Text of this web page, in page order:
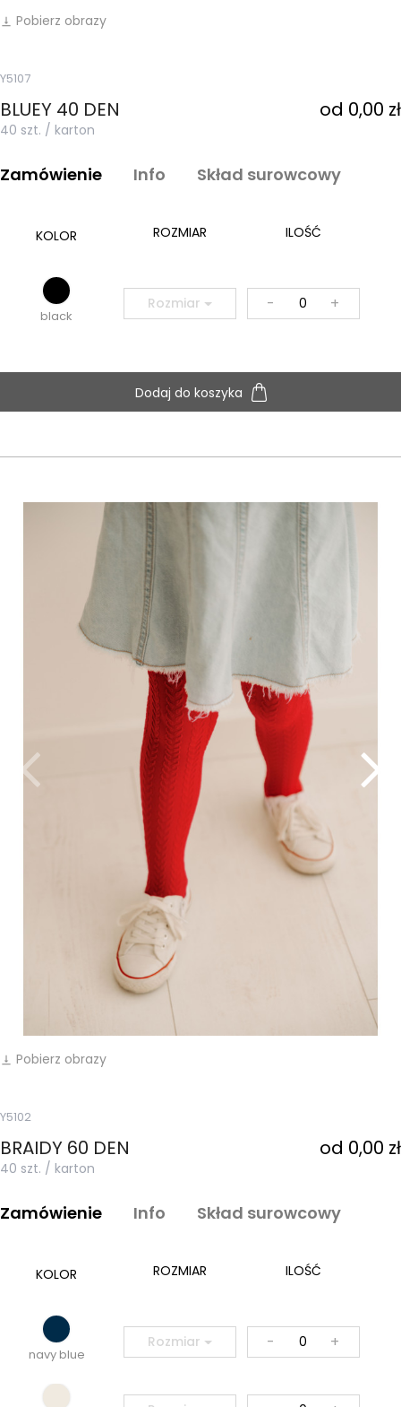
vertical_align_bottom Pobierz obrazy
Y5107
BLUEY 40 DEN od 0,00 zł
40 szt. / karton
Zamówienie Info Skład surowcowy
KOLOR ROZMIAR ILOŚĆ
black
Rozmiar - +
Dodaj do koszyka
vertical_align_bottom Pobierz obrazy
Y5102
BRAIDY 60 DEN od 0,00 zł
40 szt. / karton
Zamówienie Info Skład surowcowy
KOLOR ROZMIAR ILOŚĆ
navy blue
Rozmiar - +